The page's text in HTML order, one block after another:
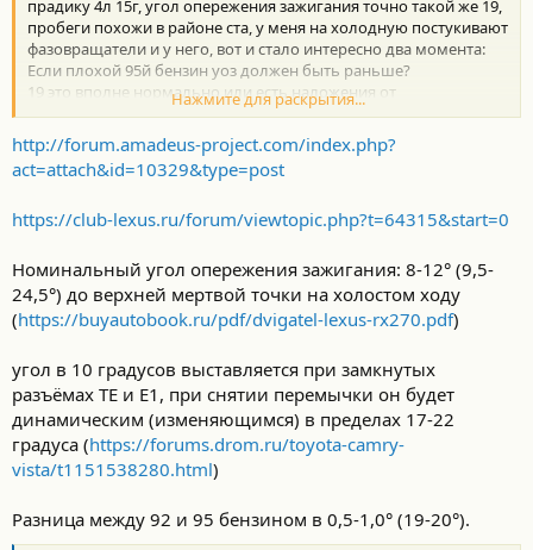
прадику 4л 15г, угол опережения зажигания точно такой же 19,
пробеги похожи в районе ста, у меня на холодную постукивают
фазовращатели и у него, вот и стало интересно два момента:
Если плохой 95й бензин уоз должен быть раньше?
19 это вполне нормально или есть наложения от
растянувшейся цепи, или проблемы с фазовращателями, или
свечи зажигания или елм327 тупо врет?
Нажмите для раскрытия...
http://forum.amadeus-project.com/index.php?
act=attach&id=10329&type=post
https://club-lexus.ru/forum/viewtopic.php?t=64315&start=0
Номинальный угол опережения зажигания: 8-12° (9,5-
24,5°) до верхней мертвой точки на холостом ходу
(https://buyautobook.ru/pdf/dvigatel-lexus-rx270.pdf)
угол в 10 градусов выставляется при замкнутых
разъёмах ТЕ и Е1, при снятии перемычки он будет
динамическим (изменяющимся) в пределах 17-22
градуса (https://forums.drom.ru/toyota-camry-
vista/t1151538280.html)
Разница между 92 и 95 бензином в 0,5-1,0° (19-20°).